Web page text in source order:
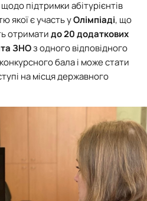
підтримки абітурієнтів
якої є участь уОлімпіаді, що
отриматидо 20 додаткових
ЗНОз одного відповідного
бала і може стати
на місця державного